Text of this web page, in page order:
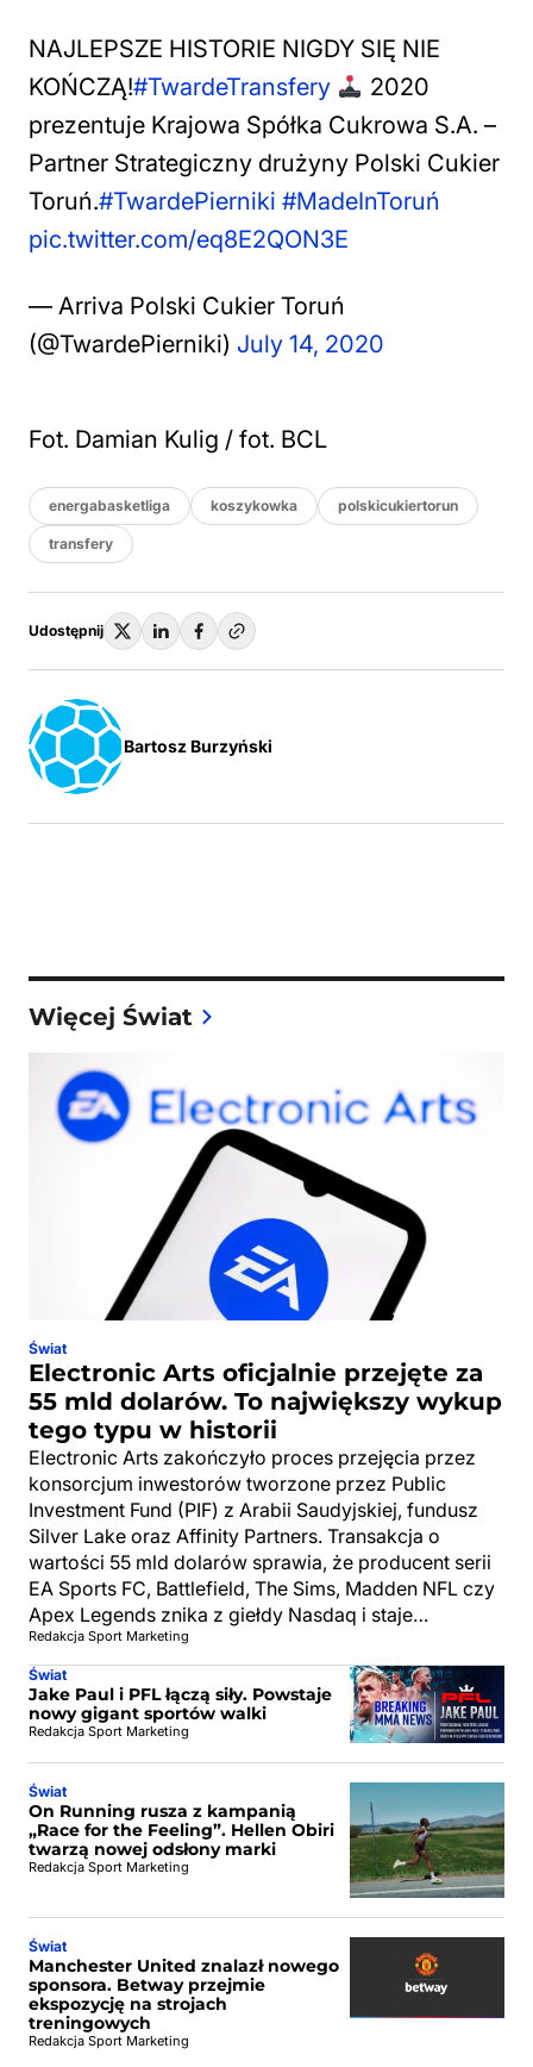
NAJLEPSZE HISTORIE NIGDY SIĘ NIE
KOŃCZĄ!#TwardeTransfery
2020
prezentuje Krajowa Spółka Cukrowa S.A. –
Partner Strategiczny drużyny Polski Cukier
Toruń.#TwardePierniki #MadeInToruń
pic.twitter.com/eq8E2QON3E
— Arriva Polski Cukier Toruń
(@TwardePierniki) July 14, 2020
Fot. Damian Kulig / fot. BCL
energabasketliga koszykowka polskicukiertorun
transfery
Udostępnij
Bartosz Burzyński
Więcej Świat
Świat
Electronic Arts oficjalnie przejęte za
55 mld dolarów. To największy wykup
tego typu w historii
Electronic Arts zakończyło proces przejęcia przez
konsorcjum inwestorów tworzone przez Public
Investment Fund (PIF) z Arabii Saudyjskiej, fundusz
Silver Lake oraz Affinity Partners. Transakcja o
wartości 55 mld dolarów sprawia, że producent serii
EA Sports FC, Battlefield, The Sims, Madden NFL czy
Apex Legends znika z giełdy Nasdaq i staje…
Redakcja Sport Marketing
Świat
Jake Paul i PFL łączą siły. Powstaje
nowy gigant sportów walki
Redakcja Sport Marketing
Świat
On Running rusza z kampanią
„Race for the Feeling”. Hellen Obiri
twarzą nowej odsłony marki
Redakcja Sport Marketing
Świat
Manchester United znalazł nowego
sponsora. Betway przejmie
ekspozycję na strojach
treningowych
Redakcja Sport Marketing